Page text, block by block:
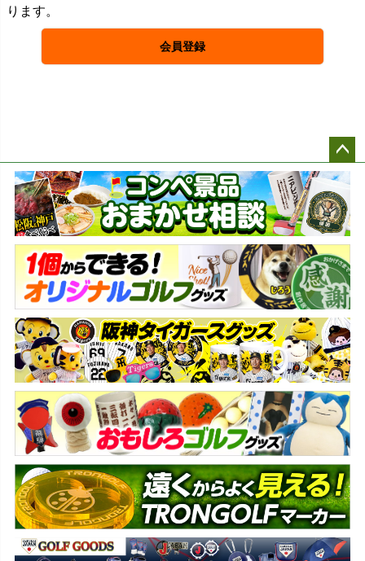
ります。
会員登録
ペー
ジト
ップ
へ